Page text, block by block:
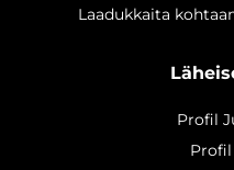
Laadukkaita
Profil